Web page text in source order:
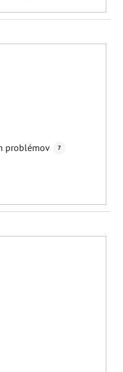
problémov 7